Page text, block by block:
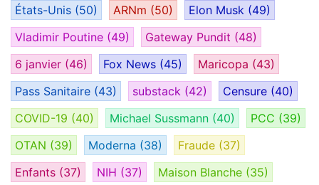
États-Unis (50) ARNm (50) Elon Musk (49)
Vladimir Poutine (49) Gateway Pundit (48)
6 janvier (46) Fox News (45) Maricopa (43)
Pass Sanitaire (43) substack (42) Censure (40)
COVID-19 (40) Michael Sussmann (40) PCC (39)
OTAN (39) Moderna (38) Fraude (37)
Enfants (37) NIH (37) Maison Blanche (35)